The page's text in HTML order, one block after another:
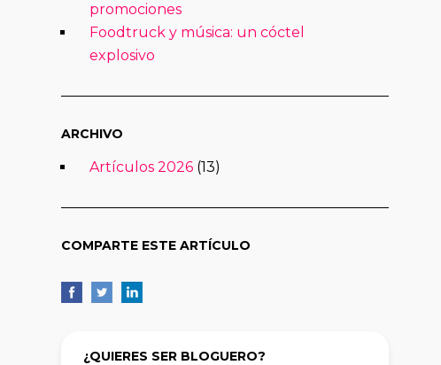
promociones
Foodtruck y música: un cóctel
explosivo
ARCHIVO
Artículos 2026(13)
COMPARTE ESTE ARTÍCULO
¿QUIERES SER BLOGUERO?